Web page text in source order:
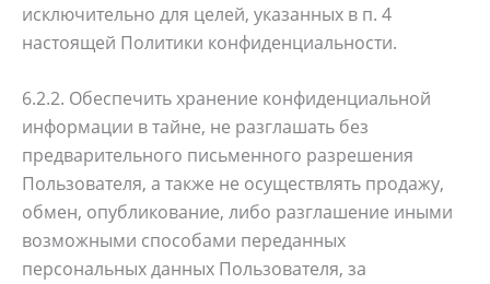
исключительно для целей, указанных в п. 4
настоящей Политики конфиденциальности.
6.2.2. Обеспечить хранение конфиденциальной
информации в тайне, не разглашать без
предварительного письменного разрешения
Пользователя, а также не осуществлять продажу,
обмен, опубликование, либо разглашение иными
возможными способами переданных
персональных данных Пользователя, за